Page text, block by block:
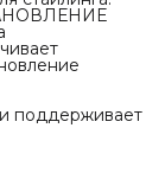
поддерживает